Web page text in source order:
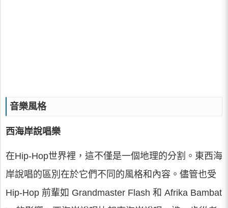
音樂風格
西海岸說唱樂
在Hip-Hop世界裡，這不僅是一個地理的分割。東西海
岸說唱的區別在於它們不同的風格和內容。儘管也受
Hip-Hop 前輩如 Grandmaster Flash 和 Afrika Bambat